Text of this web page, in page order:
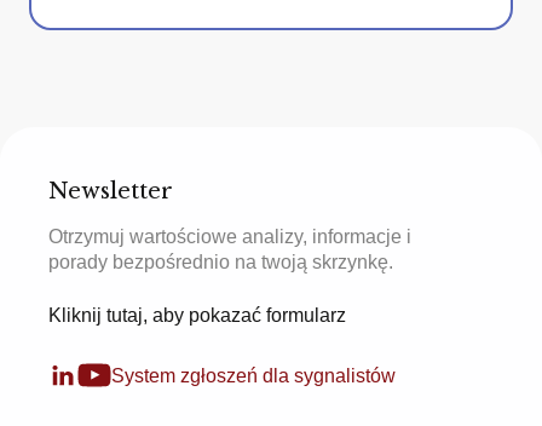
Newsletter
Otrzymuj wartościowe analizy, informacje i
porady bezpośrednio na twoją skrzynkę.
Kliknij tutaj, aby pokazać formularz
System zgłoszeń dla sygnalistów